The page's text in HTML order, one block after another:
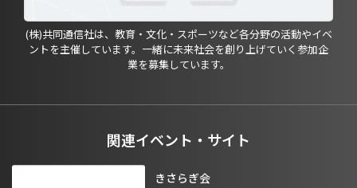
(株)共同通信社は、教育・文化・スポーツなど各分野の活動やイベ
ントを主催しています。一緒に未来社会を創り上げていく参加企
業を募集しています。
関連イベント・サイト
きさらぎ会